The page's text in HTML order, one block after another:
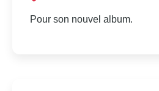
Pour son nouvel album.